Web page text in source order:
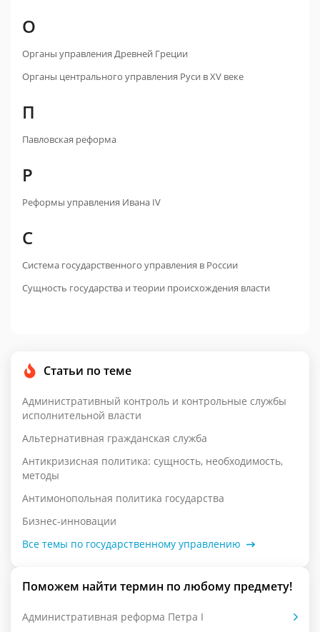
О
Органы управления Древней Греции
Органы центрального управления Руси в XV веке
П
Павловская реформа
Р
Реформы управления Ивана IV
С
Система государственного управления в России
Сущность государства и теории происхождения власти
Статьи по теме
Административный контроль и контрольные службы
исполнительной власти
Альтернативная гражданская служба
Антикризисная политика: сущность, необходимость,
методы
Антимонопольная политика государства
Бизнес-инновации
Все темы по государственному управлению
Поможем найти термин по любому предмету!
Административная реформа Петра I